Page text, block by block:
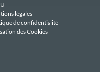
légales
de confidentialité
des Cookies